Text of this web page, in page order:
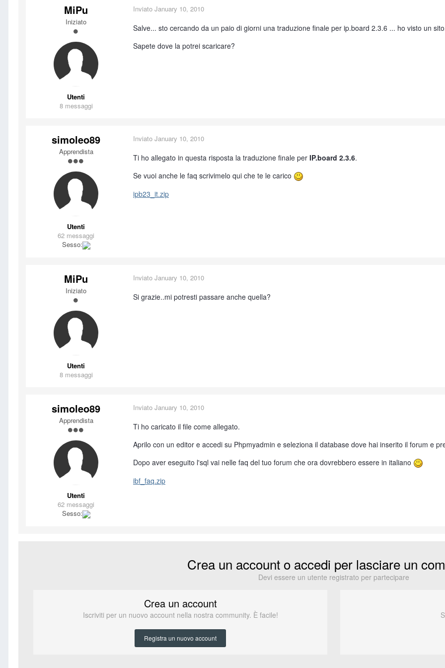
MiPu
Iniziato
Utenti
8 messaggi
Inviato January 10, 2010
Salve... sto cercando da un paio di giorni una traduzione finale per ip.board 2.3.6 ... ho visto un
Sapete dove la potrei scaricare?
simoleo89
Apprendista
Utenti
62 messaggi
Sesso:
Inviato January 10, 2010
Ti ho allegato in questa risposta la traduzione finale per IP.board 2.3.6.
Se vuoi anche le faq scrivimelo qui che te le carico
ipb23_it.zip
MiPu
Iniziato
Utenti
8 messaggi
Inviato January 10, 2010
Si grazie..mi potresti passare anche quella?
simoleo89
Apprendista
Utenti
62 messaggi
Sesso:
Inviato January 10, 2010
Ti ho caricato il file come allegato.
Aprilo con un editor e accedi su Phpmyadmin e seleziona il database dove hai inserito il forum e
Dopo aver eseguito l'sql vai nelle faq del tuo forum che ora dovrebbero essere in italiano
ibf_faq.zip
Crea un account o accedi per lasciare un
Devi essere un utente registrato per partecipare
Crea un account
Iscriviti per un nuovo account nella nostra community. È facile!
Registra un nuovo account